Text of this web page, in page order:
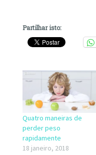
Partilhar isto:
Quatro maneiras de
perder peso
rapidamente
18 janeiro, 2018